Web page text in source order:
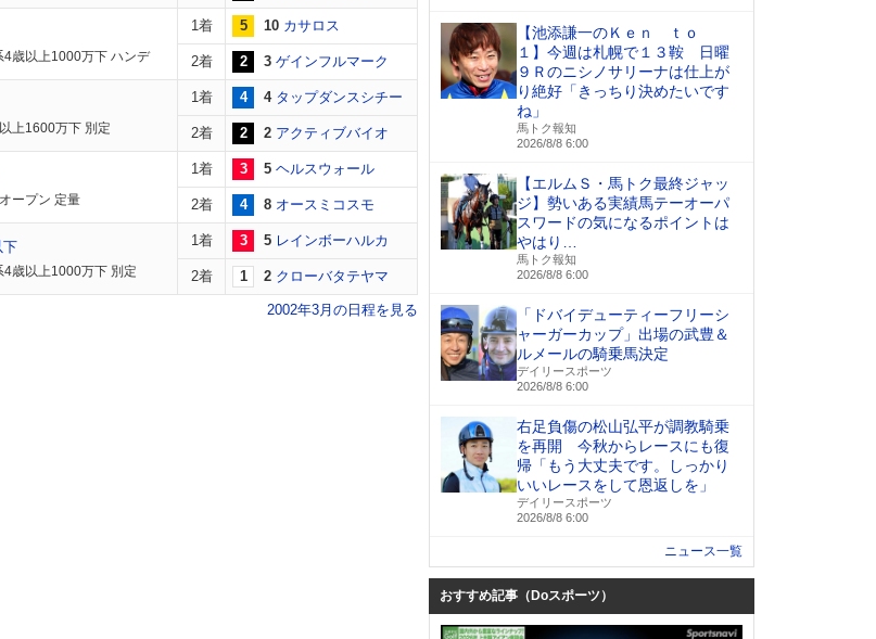
歳以上1000万下 ハンデ
1着 5 10 カサロス
2着 2 3 ゲインフルマーク
上1600万下 別定
1着 4 4 タップダンスシチー
2着 2 2 アクティブバイオ
ープン 定量
1着 3 5 ヘルスウォール
2着 4 8 オースミコスモ
下
歳以上1000万下 別定
1着 3 5 レインボーハルカ
2着 1 2 クローバタテヤマ
2002年3月の日程を見る
【池添謙一のＫｅｎ ｔｏ
１】今週は札幌で１３鞍 日曜
９Ｒのニシノサリーナは仕上が
り絶好「きっちり決めたいです
ね」
馬トク報知
2026/8/8 6:00
【エルムＳ・馬トク最終ジャッ
ジ】勢いある実績馬テーオーパ
スワードの気になるポイントは
やはり…
馬トク報知
2026/8/8 6:00
「ドバイデューティーフリーシ
ャーガーカップ」出場の武豊＆
ルメールの騎乗馬決定
デイリースポーツ
2026/8/8 6:00
右足負傷の松山弘平が調教騎乗
を再開 今秋からレースにも復
帰「もう大丈夫です。しっかり
いいレースをして恩返しを」
デイリースポーツ
2026/8/8 6:00
ニュース一覧
おすすめ記事（Doスポーツ）